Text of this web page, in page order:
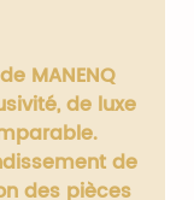
MANENQ
de luxe
de
des pièces